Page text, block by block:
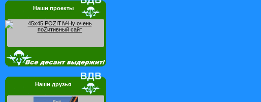
Наши проекты
Наши друзья